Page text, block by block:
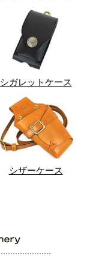
シガレットケース
シザーケース